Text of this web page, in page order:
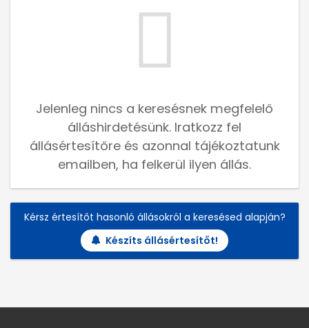
Jelenleg nincs a keresésnek megfelelő
álláshirdetésünk. Iratkozz fel
állásértesítőre és azonnal tájékoztatunk
emailben, ha felkerül ilyen állás.
Kérsz értesítőt hasonló állásokról a keresésed alapján?
Készíts állásértesítőt!